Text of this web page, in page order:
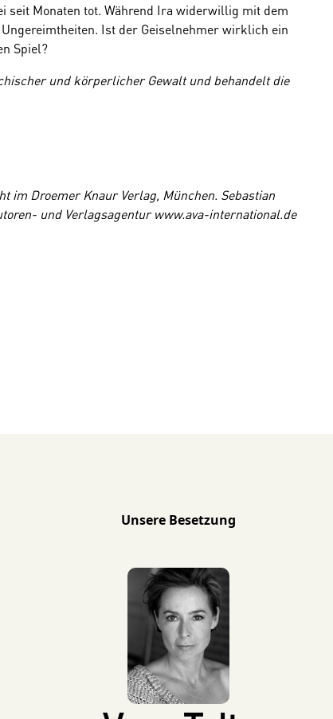
seit Monaten tot. Während Ira widerwillig mit dem
Ist der Geiselnehmer wirklich ein
Spiel?
und körperlicher Gewalt und behandelt die
im Droemer Knaur Verlag, München. Sebastian
und Verlagsagentur www.ava-international.de
Unsere Besetzung